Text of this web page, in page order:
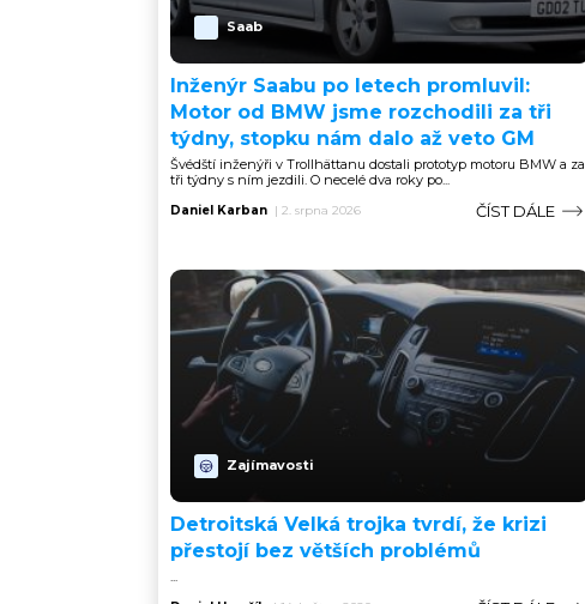
Saab
Inženýr Saabu po letech promluvil:
Motor od BMW jsme rozchodili za tři
týdny, stopku nám dalo až veto GM
Švédští inženýři v Trollhättanu dostali prototyp motoru BMW a za
tři týdny s ním jezdili. O necelé dva roky po...
Daniel Karban | 2. srpna 2026 ČÍST DÁLE
Zajímavosti
Detroitská Velká trojka tvrdí, že krizi
přestojí bez větších problémů
...